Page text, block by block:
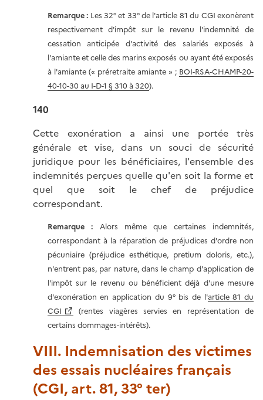
Remarque : Les 32° et 33° de l'article 81 du CGI exonèrent
respectivement d'impôt sur le revenu l'indemnité de
cessation anticipée d'activité des salariés exposés à
l'amiante et celle des marins exposés ou ayant été exposés
à l'amiante (« préretraite amiante » ; BOI-RSA-CHAMP-20-
40-10-30 au I-D-1 § 310 à 320).
140
Cette exonération a ainsi une portée très
générale et vise, dans un souci de sécurité
juridique pour les bénéficiaires, l'ensemble des
indemnités perçues quelle qu'en soit la forme et
quel que soit le chef de préjudice
correspondant.
Remarque : Alors même que certaines indemnités,
correspondant à la réparation de préjudices d'ordre non
pécuniaire (préjudice esthétique, pretium doloris, etc.),
n'entrent pas, par nature, dans le champ d'application de
l'impôt sur le revenu ou bénéficient déjà d'une mesure
d'exonération en application du 9° bis de l'article 81 du
CGI
(rentes viagères servies en représentation de
certains dommages-intérêts).
VIII. Indemnisation des victimes
des essais nucléaires français
(CGI, art. 81, 33° ter)